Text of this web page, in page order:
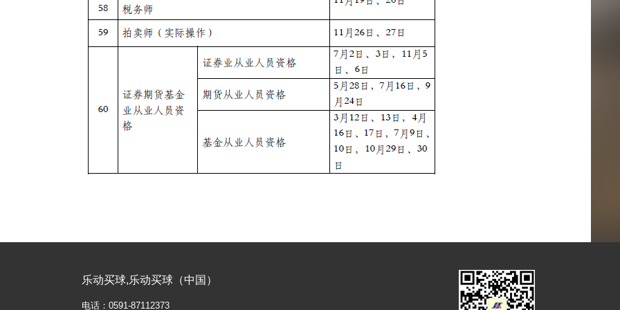
乐动买球,乐动买球（中国）
电话：0591-87112373